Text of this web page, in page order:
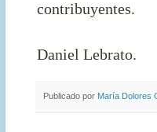
contribuyentes.
Daniel Lebrato.
Publicado por María Dolores